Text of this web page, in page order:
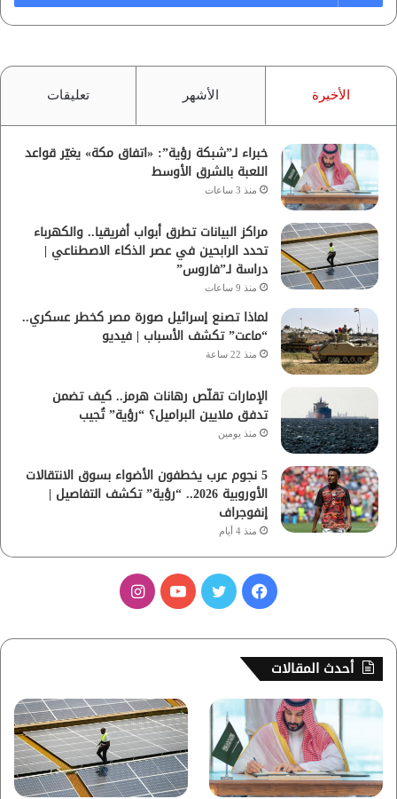
الأخيرة الأشهر تعليقات
خبراء لـ”شبكة رؤية”: «اتفاق مكة» يغيّر قواعد
اللعبة بالشرق الأوسط
منذ 3 ساعات
مراكز البيانات تطرق أبواب أفريقيا.. والكهرباء
تحدد الرابحين في عصر الذكاء الاصطناعي |
دراسة لـ”فاروس”
منذ 9 ساعات
لماذا تصنع إسرائيل صورة مصر كخطر عسكري..
“ماعت” تكشف الأسباب | فيديو
منذ 22 ساعة
الإمارات تقلّص رهانات هرمز.. كيف تضمن
تدفق ملايين البراميل؟ “رؤية” تُجيب
منذ يومين
5 نجوم عرب يخطفون الأضواء بسوق الانتقالات
الأوروبية 2026.. “رؤية” تكشف التفاصيل |
إنفوجراف
منذ 4 أيام
س
ب
و
ك
ي
و
ب
ت
ق
ر
أحدث المقالات